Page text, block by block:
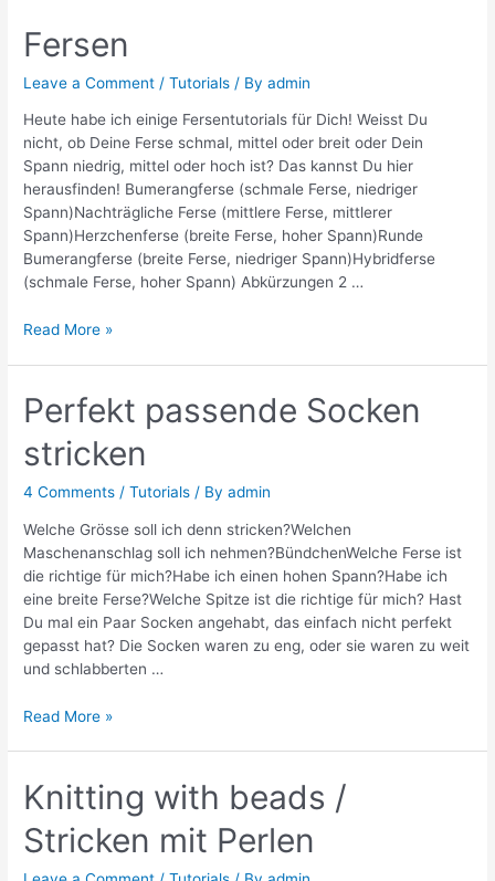
Fersen
Leave a Comment /Tutorials / Byadmin
Heute habe ich einige Fersentutorials für Dich! Weisst Du
nicht, ob Deine Ferse schmal, mittel oder breit oder Dein
Spann niedrig, mittel oder hoch ist? Das kannst Du hier
herausfinden! Bumerangferse (schmale Ferse, niedriger
Spann)Nachträgliche Ferse (mittlere Ferse, mittlerer
Spann)Herzchenferse (breite Ferse, hoher Spann)Runde
Bumerangferse (breite Ferse, niedriger Spann)Hybridferse
(schmale Ferse, hoher Spann) Abkürzungen 2 …
Fersen
Read More »
Perfekt passende Socken
stricken
4 Comments /Tutorials / Byadmin
Welche Grösse soll ich denn stricken?Welchen
Maschenanschlag soll ich nehmen?BündchenWelche Ferse ist
die richtige für mich?Habe ich einen hohen Spann?Habe ich
eine breite Ferse?Welche Spitze ist die richtige für mich? Hast
Du mal ein Paar Socken angehabt, das einfach nicht perfekt
gepasst hat? Die Socken waren zu eng, oder sie waren zu weit
und schlabberten …
Perfekt
stricken
Read More »
Knitting with beads /
Stricken mit Perlen